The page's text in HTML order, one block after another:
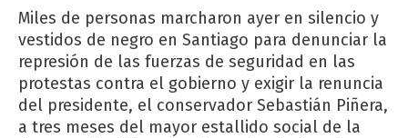
Miles de personas marcharon ayer en silencio y
vestidos de negro en Santiago para denunciar la
represión de las fuerzas de seguridad en las
protestas contra el gobierno y exigir la renuncia
del presidente, el conservador Sebastián Piñera,
a tres meses del mayor estallido social de la